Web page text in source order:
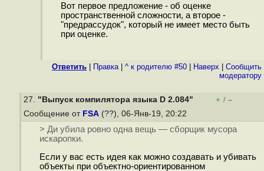
Вот первое предложение - об оценке
пространственной сложности, а второе -
"предрассудок", который не имеет место быть
при оценке.
Ответить Правка| ^ к родителю #50 Наверх
Cообщить
модератору
27. "Выпуск компилятора языка D 2.084" + / –
Сообщение от FSA (??), 06-Янв-19, 20:22
> Ди убила ровно одна вещь — сборщик мусора
искаропки.
Если у вас есть идея как можно создавать и убивать
объекты при объектно-ориентированном